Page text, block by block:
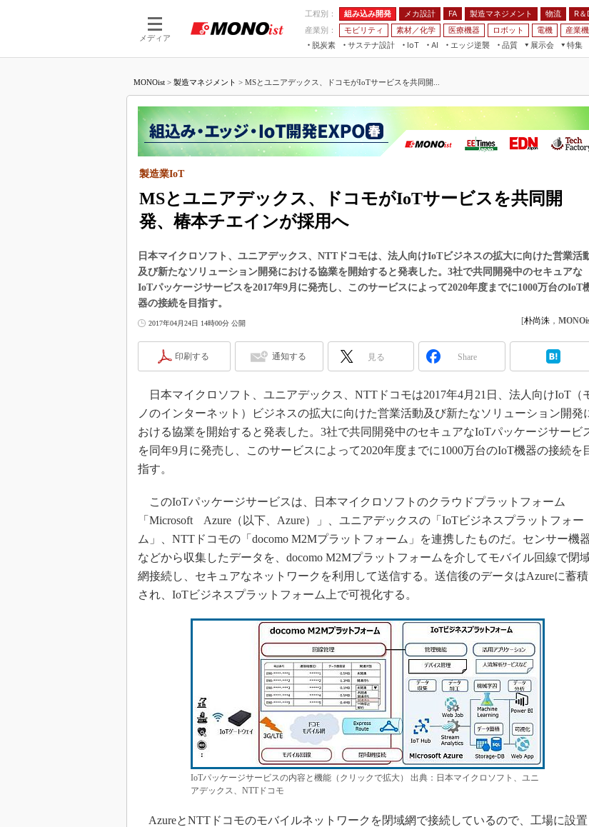
メディア
工程別： 組み込み開発 メカ設計 FA 製造マネジメント 物流 R＆
産業別：
モビリティ 素材／化学 医療機器 ロボット 電機 産業
脱炭素
サステナ設計
IoT
つながる工場
つながるサービス
AI
AI×設備保全
Physical AI
エッジ逆襲 品質
展示会
JIMTOF
組込み/エッジ コンピューティング
展＆IoT/5Gソリューション展
IIFES
TECHNO-FRONTIER
EdgeTech+
日本ものづくりワールド
特集
つながるクルマ
5G
VR／AR
フィールドサービス
組み込み画像技術
車載ソフト開発
ISO26262
S＆OP
インダストリー4.0
イノベーション
製造業ビッグデータ
メイドインジャパン
知財マネジメント
海外生産
グローバル設計・開発
製造マネジメント
FA
モビリティ
MONOist > 製造マネジメント > MSとユニアデックス、ドコモがIoTサービスを共同開...
MSとユニアデックス、ドコモがIoTサービスを共同開
発、椿本チエインが採用へ
製造業IoT
日本マイクロソフト、ユニアデックス、NTTドコモは、法人向けIoTビジネスの拡大に向けた営業活
及び新たなソリューション開発における協業を開始すると発表した。3社で共同開発中のセキュアな
IoTパッケージサービスを2017年9月に発売し、このサービスによって2020年度までに1000万台のIoT
器の接続を目指す。
2017年04月24日 14時00分 公開 [朴尚洙 ，
印刷する 通知する 見る Share
日本マイクロソフト、ユニアデックス、NTTドコモは2017年4月21日、法人向けIoT（
ノのインターネット）ビジネスの拡大に向けた営業活動及び新たなソリューション開発
おける協業を開始すると発表した。3社で共同開発中のセキュアなIoTパッケージサービ
を同年9月に発売し、このサービスによって2020年度までに1000万台のIoT機器の接続を
指す。
このIoTパッケージサービスは、日本マイクロソフトのクラウドプラットフォーム
「Microsoft Azure（以下、Azure）」、ユニアデックスの「IoTビジネスプラットフォー
ム」、NTTドコモの「docomo M2Mプラットフォーム」を連携したものだ。センサー機
などから収集したデータを、docomo M2Mプラットフォームを介してモバイル回線で閉
網接続し、セキュアなネットワークを利用して送信する。送信後のデータはAzureに蓄積
され、IoTビジネスプラットフォーム上で可視化する。
IoTパッケージサービスの内容と機能（クリックで拡大） 出典：日本マイクロソフト、ユニ
アデックス、NTTドコモ
AzureとNTTドコモのモバイルネットワークを閉域網で接続しているので、工場に設置